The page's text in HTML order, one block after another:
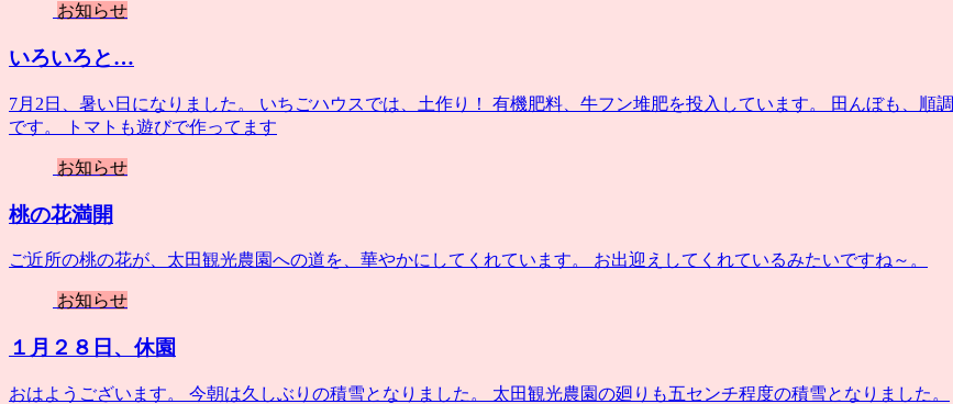
お知らせ
いろいろと…
7月2日、暑い日になりました。 いちごハウスでは、土作り！ 有機肥料、牛フン堆肥を投入しています。 田んぼも、順調
です。 トマトも遊びで作ってます
お知らせ
桃の花満開
ご近所の桃の花が、太田観光農園への道を、華やかにしてくれています。 お出迎えしてくれているみたいですね～。
お知らせ
１月２８日、休園
おはようございます。 今朝は久しぶりの積雪となりました。 太田観光農園の廻りも五センチ程度の積雪となりました。